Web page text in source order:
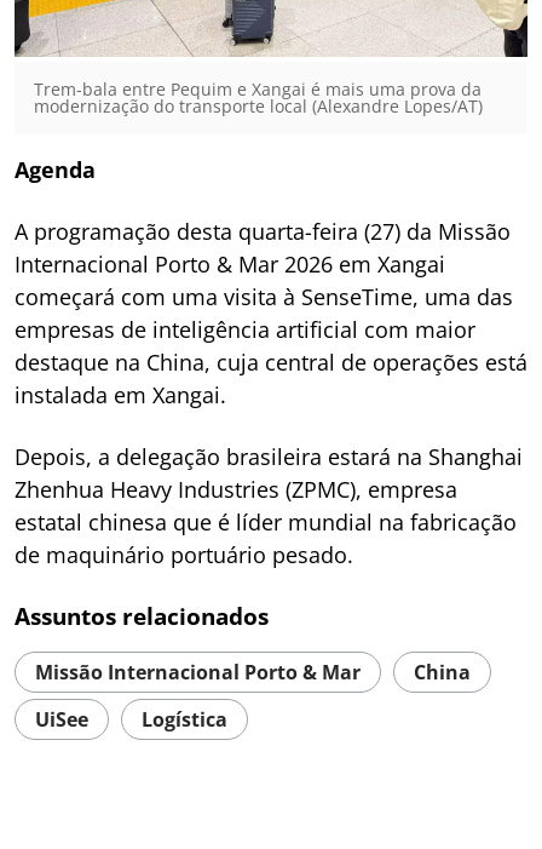
Trem-bala entre Pequim e Xangai é mais uma prova da
modernização do transporte local (Alexandre Lopes/AT)
Agenda
A programação desta quarta-feira (27) da Missão
Internacional Porto & Mar 2026 em Xangai
começará com uma visita à SenseTime, uma das
empresas de inteligência artificial com maior
destaque na China, cuja central de operações está
instalada em Xangai.
Depois, a delegação brasileira estará na Shanghai
Zhenhua Heavy Industries (ZPMC), empresa
estatal chinesa que é líder mundial na fabricação
de maquinário portuário pesado.
Assuntos relacionados
Missão Internacional Porto & Mar
China
UiSee
Logística